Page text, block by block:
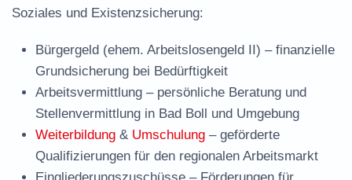
Soziales und Existenzsicherung:
Bürgergeld (ehem. Arbeitslosengeld II) – finanzielle
Grundsicherung bei Bedürftigkeit
Arbeitsvermittlung – persönliche Beratung und
Stellenvermittlung in Bad Boll und Umgebung
Weiterbildung & Umschulung – geförderte
Qualifizierungen für den regionalen Arbeitsmarkt